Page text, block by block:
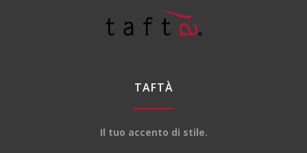
TAFTÀ
Il tuo accento di stile.